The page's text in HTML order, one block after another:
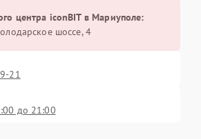
центра iconBIT в Мариуполе:
шоссе, 4
21
до 21:00